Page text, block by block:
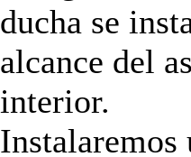
ducha se
alcance del
interior.
Instalaremos